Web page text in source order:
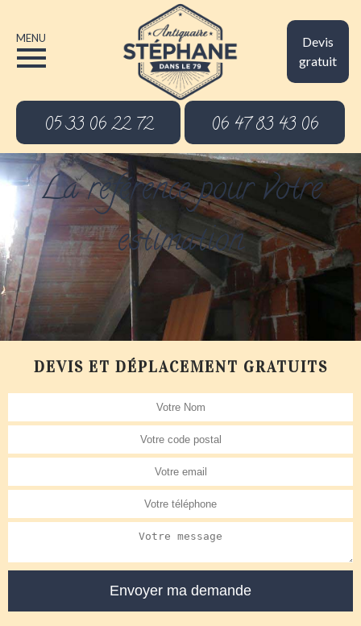
Devis
gratuit
MENU
05 33 06 22 72 06 47 83 43 06
La référence pour votre
estimation
DEVIS ET DÉPLACEMENT GRATUITS